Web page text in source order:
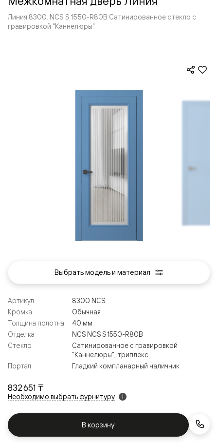
Линия 8300. NCS S 1550-R80B Сатинированное стекло с
гравировкой "Каннелюры"
832 651 ₸
Необходимо выбрать фурнитуру i
В корзину
Артикул
8300 NCS
Кромка
Обычная
Толщина полотна
40 мм
Отделка
NCS NCS S 1550-R80B
Стекло
Сатинированное с гравировкой
"Каннелюры", триплекс
Портал
Гладкий компланарный наличник
Выбрать модель и материал